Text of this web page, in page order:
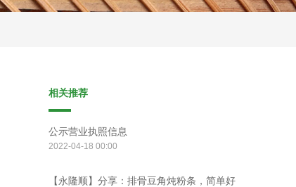
相关推荐
公示营业执照信息
2022-04-18 00:00
【永隆顺】分享：排骨豆角炖粉条，简单好